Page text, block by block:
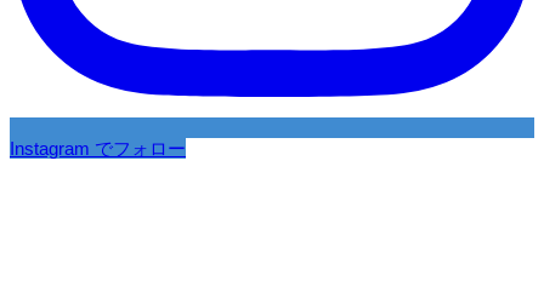
Instagram でフォロー